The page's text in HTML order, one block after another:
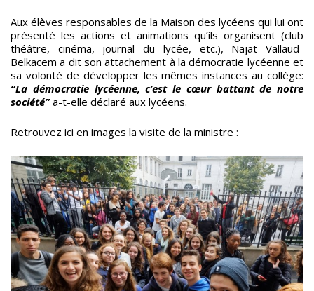
Aux élèves responsables de la Maison des lycéens qui lui ont
présenté les actions et animations qu’ils organisent (club
théâtre, cinéma, journal du lycée, etc.), Najat Vallaud-
Belkacem a dit son attachement à la démocratie lycéenne et
sa volonté de développer les mêmes instances au collège:
“La démocratie lycéenne, c’est le cœur battant de notre
société”a-t-elle déclaré aux lycéens.
Retrouvez ici en images la visite de la ministre :